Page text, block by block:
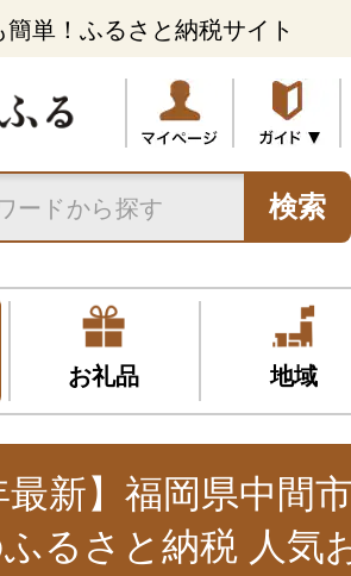
単！ふるさと納税サイト
検索
お礼品 地域
最新】福岡県中間
るさと納税 人気